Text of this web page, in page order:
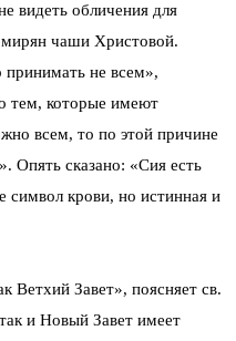
видеть обличения для
чаши Христовой.
не всем»,
тем, которые имеют
всем, то по этой причине
Опять сказано: «Сия есть
крови, но истинная и
Ветхий Завет», поясняет св.
и Новый Завет имеет